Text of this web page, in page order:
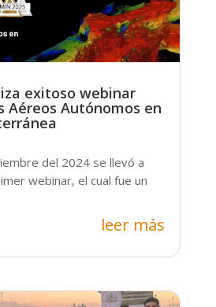
exitoso webinar
Aéreos Autónomos en
del 2024 se llevó a
webinar, el cual fue un
leer más